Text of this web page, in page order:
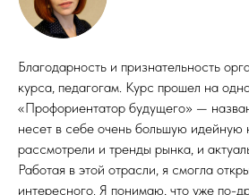
Благодарность и признательность
курса, педагогам. Курс прошел на
«Профориентатор будущего» —
несет в себе очень большую идейную
рассмотрели и тренды рынка, и
Работая в этой отрасли, я смогла
интересного. Я понимаю, что уже по-